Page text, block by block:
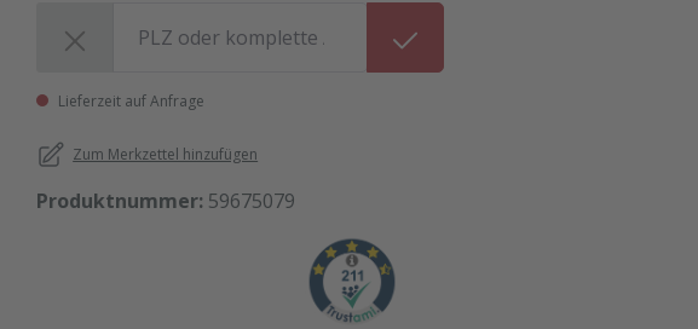
Lieferzeit auf Anfrage
Zum Merkzettel hinzufügen
Produktnummer: 59675079